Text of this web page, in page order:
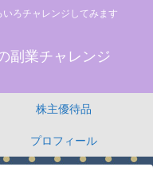
ろチャレンジしてみます
副業チャレンジ
株主優待品
プロフィール